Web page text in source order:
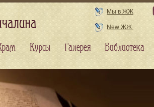
Мы в ЖЖ
New ЖЖ
Курсы Галерея Библиотека